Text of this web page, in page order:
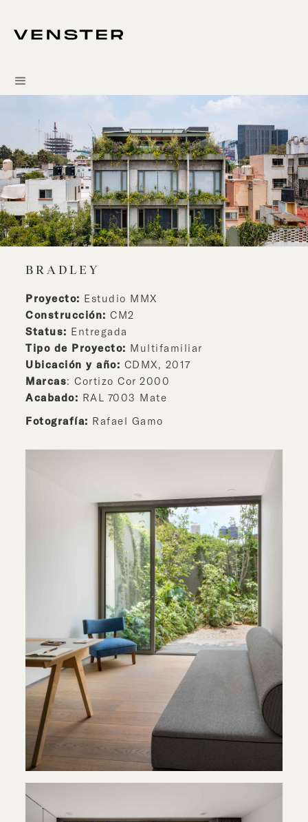
BRADLEY
Proyecto: Estudio MMX
Construcción:CM2
Status: Entregada
Tipo de Proyecto: Multifamiliar
Ubicación y año: CDMX, 2017
Marcas: Cortizo Cor 2000
Acabado: RAL 7003 Mate
Fotografía: Rafael Gamo